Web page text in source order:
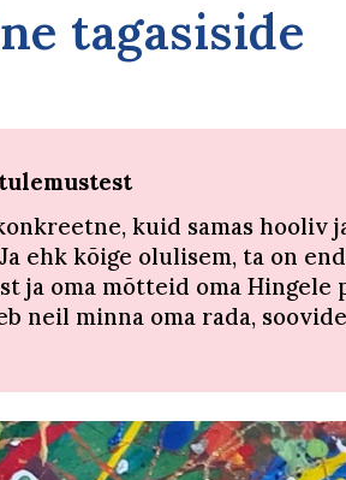
tagasiside
kuid samas hooliv
ehk kõige olulisem, ta on
ja oma mõtteid oma
neil minna oma rada,